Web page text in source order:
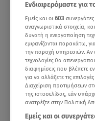
Δείτε
Ενδιαφερόμαστε για
Εμείς και οι 603
αναγνωριστικά στοιχεία,
δυνατή η ενεργοποίηση
εμφανίζονται παρακάτω,
την παροχή υπηρεσιών. Αν
τεχνολογίες θα
διαφημίσεις που βλέπετε
για να αλλάξετε τις
Διαχείριση προτιμήσεων
της ιστοσελίδας, εάν
ανατρέξτε στην Πολιτική
Εμείς και οι